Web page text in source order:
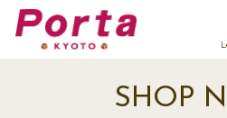
SHOP